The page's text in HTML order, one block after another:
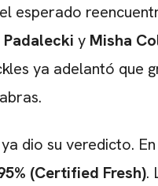
esperado
y Misha
ya adelantó que
dio su veredicto. En
(Certified Fresh).